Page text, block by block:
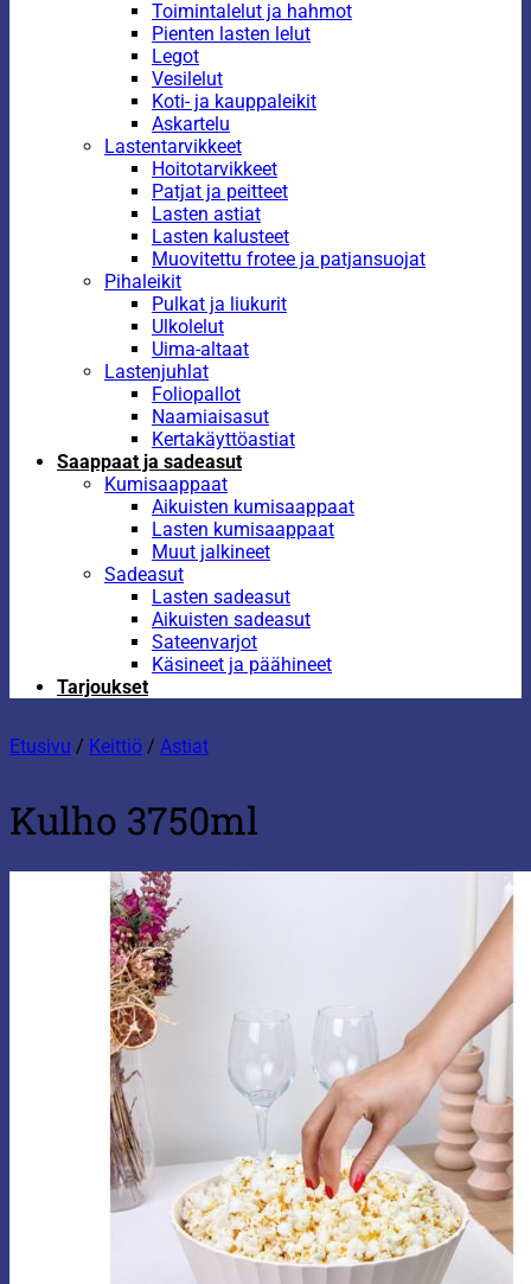
Toimintalelut ja hahmot
Pienten lasten lelut
Legot
Vesilelut
Koti- ja kauppaleikit
Askartelu
Lastentarvikkeet
Hoitotarvikkeet
Patjat ja peitteet
Lasten astiat
Lasten kalusteet
Muovitettu frotee ja patjansuojat
Pihaleikit
Pulkat ja liukurit
Ulkolelut
Uima-altaat
Lastenjuhlat
Foliopallot
Naamiaisasut
Kertakäyttöastiat
Saappaat ja sadeasut
Kumisaappaat
Aikuisten kumisaappaat
Lasten kumisaappaat
Muut jalkineet
Sadeasut
Lasten sadeasut
Aikuisten sadeasut
Sateenvarjot
Käsineet ja päähineet
Tarjoukset
Etusivu / Keittiö / Astiat
Kulho 3750ml